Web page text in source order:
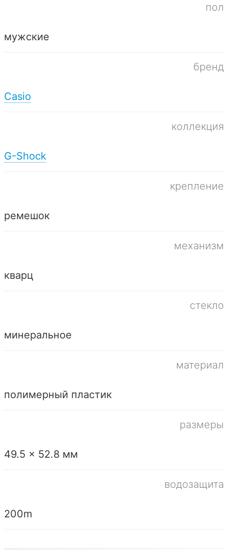
пол
мужские
бренд
Casio
коллекция
G-Shock
крепление
ремешок
механизм
кварц
стекло
минеральное
материал
полимерный пластик
размеры
49.5 x 52.8 мм
водозащита
200m